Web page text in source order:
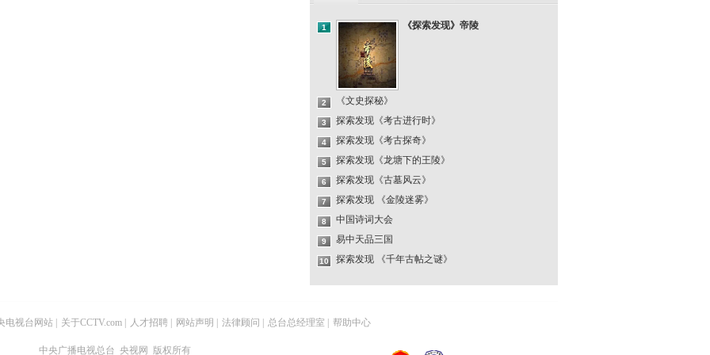
1 《探索发现》帝陵
2 《文史探秘》
3 探索发现《考古进行时》
4 探索发现《考古探奇》
5 探索发现《龙塘下的王陵》
6 探索发现《古墓风云》
7 探索发现 《金陵迷雾》
8 中国诗词大会
9 易中天品三国
10 探索发现 《千年古帖之谜》
电视台网站 关于CCTV.com 人才招聘 网站声明 法律顾问 总台总经理室 帮助中心
中央广播电视总台 央视网 版权所有